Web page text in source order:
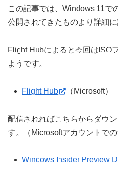
この記事では、Windows 11で
公開されてきたものより詳細に
Flight Hubによると今回はISO
ようです。
Flight Hub （Microsoft）
配信されればこちらからダウ
す。（Microsoftアカウントでの
Windows Insider Preview